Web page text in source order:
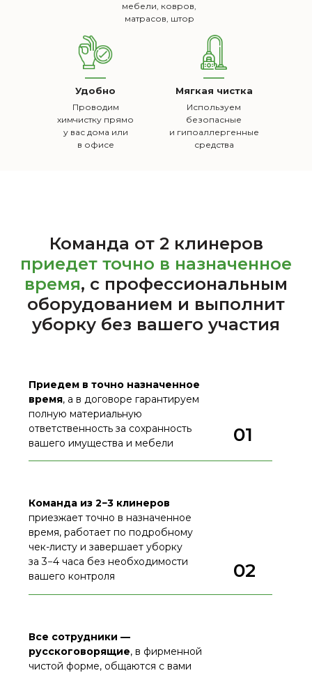
мебели, ковров,
матрасов, штор
Проводим
химчистку прямо
у вас дома или
в офисе
Удобно Мягкая чистка
Используем
безопасные
и гипоаллергенные
средства
Команда от 2 клинеров
приедет точно в назначенное
время, с профессиональным
оборудованием и выполнит
уборку без вашего участия
01
Приедем в точно назначенное
время, а в договоре гарантируем
полную материальную
ответственность за сохранность
вашего имущества и мебели
02
Команда из 2−3 клинеров
приезжает точно в назначенное
время, работает по подробному
чек-листу и завершает уборку
за 3−4 часа без необходимости
вашего контроля
Все сотрудники —
русскоговорящие, в фирменной
чистой форме, общаются с вами